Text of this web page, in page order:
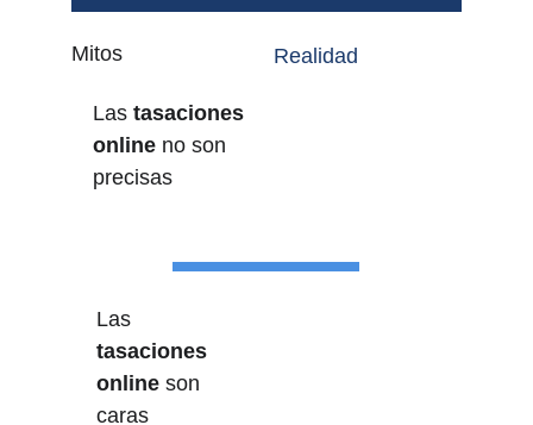
Mitos Realidad
Las tasaciones
online no son
precisas
Las
tasaciones
online son
caras